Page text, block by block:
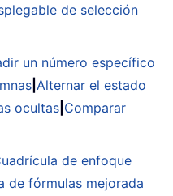
de selección
un número específico
Alternar el estado
ocultas Comparar
de enfoque
de fórmulas mejorada